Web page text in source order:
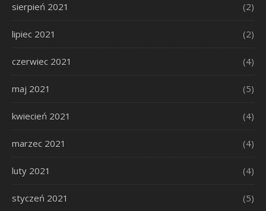
sierpień 2021 (2)
lipiec 2021 (2)
czerwiec 2021 (4)
maj 2021 (5)
kwiecień 2021 (4)
marzec 2021 (4)
luty 2021 (4)
styczeń 2021 (5)